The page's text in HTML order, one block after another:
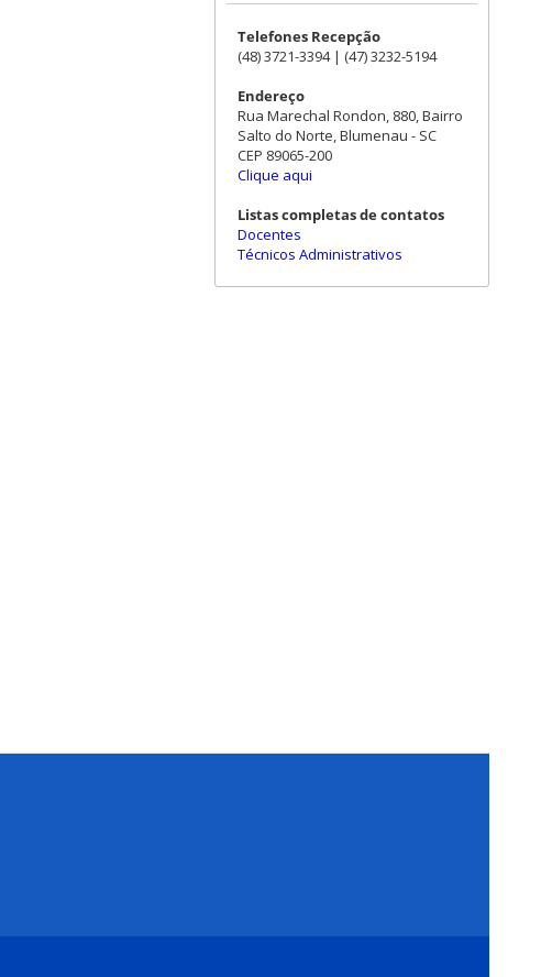
Telefones Recepção
(48) 3721-3394 | (47) 3232-5194
Endereço
Rua Marechal Rondon, 880, Bairro
Salto do Norte, Blumenau - SC
CEP 89065-200
Clique aqui
Listas completas de contatos
Docentes
Técnicos Administrativos